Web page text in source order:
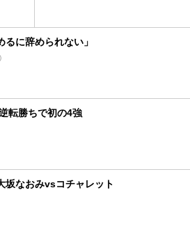
るに辞められない」
転勝ちで初の4強
坂なおみvsコチャレット